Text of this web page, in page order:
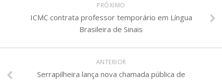
PRÓXIMO
ICMC contrata professor temporário em Língua
Brasileira de Sinais
ANTERIOR
Serrapilheira lança nova chamada pública de